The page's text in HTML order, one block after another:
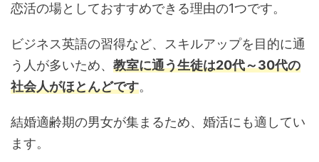
恋活の場としておすすめできる理由の1つです。
ビジネス英語の習得など、スキルアップを目的に通
う人が多いため、 教室に通う生徒は20代～30代の
社会人がほとんどです。
結婚適齢期の男女が集まるため、婚活にも適してい
ます。